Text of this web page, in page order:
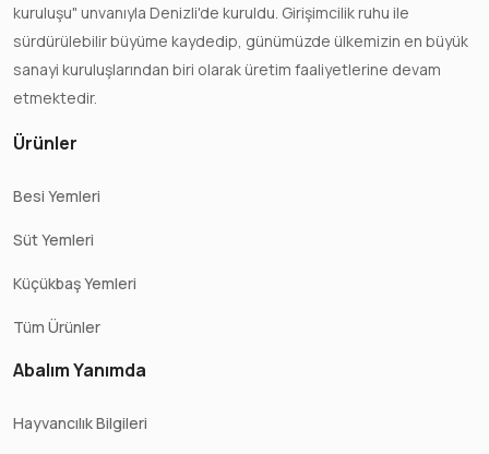
kuruluşu" unvanıyla Denizli'de kuruldu. Girişimcilik ruhu ile
sürdürülebilir büyüme kaydedip, günümüzde ülkemizin en büyük
sanayi kuruluşlarından biri olarak üretim faaliyetlerine devam
etmektedir.
Ürünler
Besi Yemleri
Süt Yemleri
Küçükbaş Yemleri
Tüm Ürünler
Abalım Yanımda
Hayvancılık Bilgileri